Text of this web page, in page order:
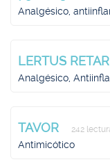
Analgésico,
LERTUS
Analgésico,
TAVOR 242
Antimicótico